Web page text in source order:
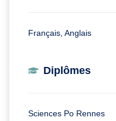
Français, Anglais
Diplômes
Sciences Po Rennes